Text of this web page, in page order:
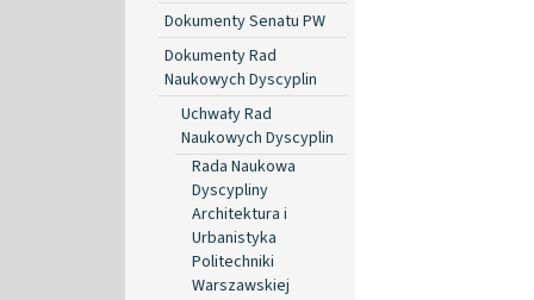
Dokumenty Senatu PW
Dokumenty Rad
Naukowych Dyscyplin
Uchwały Rad
Naukowych Dyscyplin
Rada Naukowa
Dyscypliny
Architektura i
Urbanistyka
Politechniki
Warszawskiej